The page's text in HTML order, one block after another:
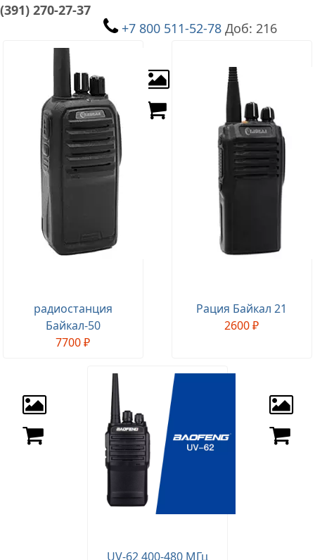
(391) 270-27-37
+7 800 511-52-78 Доб: 216
радиостанция
Байкал-50
7700 ₽
Рация Байкал 21
2600 ₽
UV-62 400-480 МГц